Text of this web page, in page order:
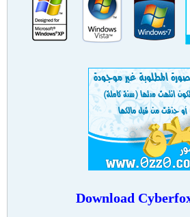
Download